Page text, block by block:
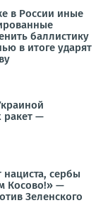
в России иные
баллистику
в итоге ударят
ракет —
сербы
Косово!» —
Зеленского